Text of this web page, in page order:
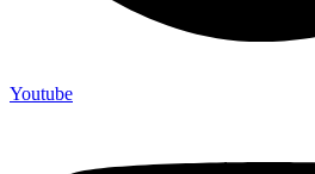
Youtube